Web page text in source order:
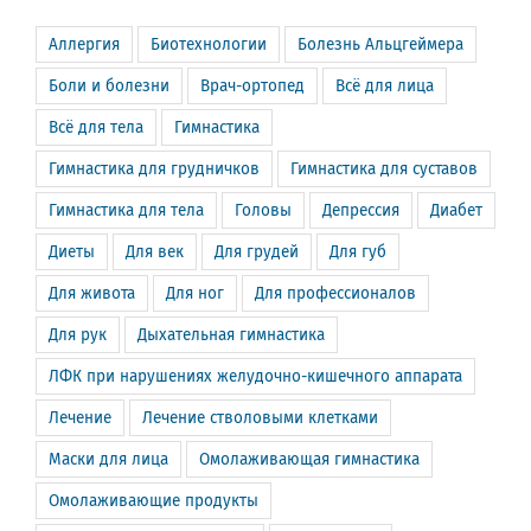
Аллергия Биотехнологии Болезнь Альцгеймера
Боли и болезни Врач-ортопед Всё для лица
Всё для тела Гимнастика
Гимнастика для грудничков Гимнастика для суставов
Гимнастика для тела Головы Депрессия Диабет
Диеты Для век Для грудей Для губ
Для живота Для ног Для профессионалов
Для рук Дыхательная гимнастика
ЛФК при нарушениях желудочно-кишечного аппарата
Лечение Лечение стволовыми клетками
Маски для лица Омолаживающая гимнастика
Омолаживающие продукты